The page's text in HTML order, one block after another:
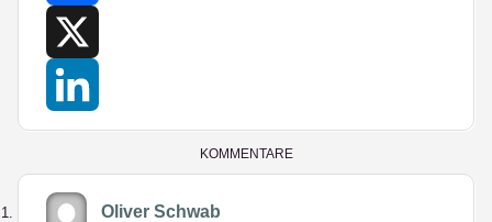
Facebook
KOMMENTARE
Oliver Schwab